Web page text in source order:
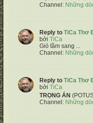
Channel: Những
Reply to TiCa Thơ
bởi TiCa
Gió tầm sang ...
Channel: Những
Reply to TiCa Thơ
bởi TiCa
TRỌNG ÁN
Channel: Những